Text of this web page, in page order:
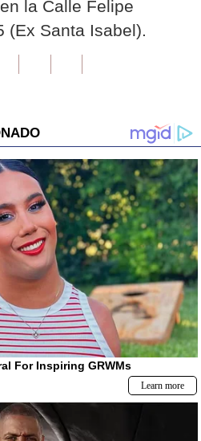
la Calle Felipe
(Ex Santa Isabel).